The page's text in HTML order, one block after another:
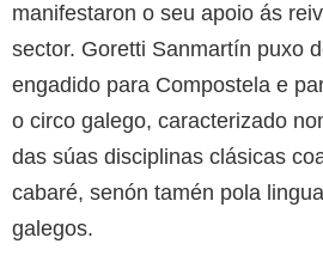
manifestaron o seu apoio ás
sector. Goretti Sanmartín puxo
engadido para Compostela e
o circo galego, caracterizado
das súas disciplinas clásicas
cabaré, senón tamén pola
galegos.